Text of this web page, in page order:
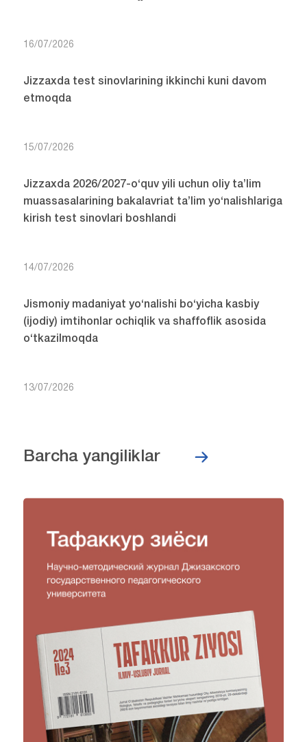
16/07/2026
Jizzaxda test sinovlarining ikkinchi kuni davom
etmoqda
15/07/2026
Jizzaxda 2026/2027-o‘quv yili uchun oliy ta’lim
muassasalarining bakalavriat ta’lim yo‘nalishlariga
kirish test sinovlari boshlandi
14/07/2026
Jismoniy madaniyat yo‘nalishi bo‘yicha kasbiy
(ijodiy) imtihonlar ochiqlik va shaffoflik asosida
o‘tkazilmoqda
13/07/2026
Barcha yangiliklar